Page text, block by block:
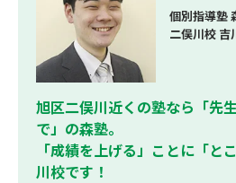
個別指導塾
二俣川校 吉
旭区二俣川近くの塾なら「先
で」の森塾。
「成績を上げる」ことに「と
川校です！